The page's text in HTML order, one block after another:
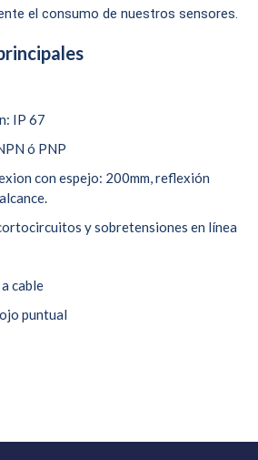
el consumo de nuestros sensores.
IP 67
ó PNP
con espejo: 200mm, reflexión
y sobretensiones en línea
cable
puntual